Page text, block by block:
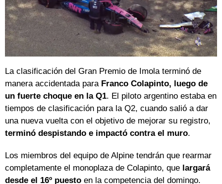
La clasificación del Gran Premio de Imola terminó de
manera accidentada para Franco Colapinto, luego de
un fuerte choque en la Q1. El piloto argentino estaba en
tiempos de clasificación para la Q2, cuando salió a dar
una nueva vuelta con el objetivo de mejorar su registro,
terminó despistando e impactó contra el muro.
Los miembros del equipo de Alpine tendrán que rearmar
completamente el monoplaza de Colapinto, que largará
desde el 16º puesto en la competencia del domingo.